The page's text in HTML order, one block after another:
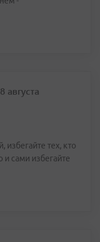
августа
избегайте тех, кто
и сами избегайте